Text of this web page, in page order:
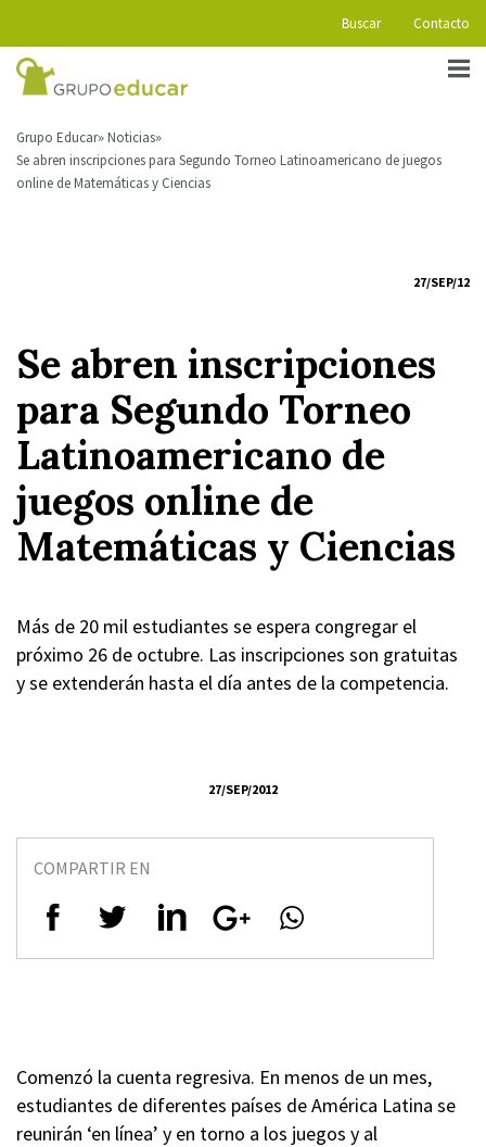
Buscar Contacto
Grupo Educar Noticias
Se abren inscripciones para Segundo Torneo Latinoamericano de juegos
online de Matemáticas y Ciencias
27/SEP/12
Se abren inscripciones
para Segundo Torneo
Latinoamericano de
juegos online de
Matemáticas y Ciencias
Más de 20 mil estudiantes se espera congregar el
próximo 26 de octubre. Las inscripciones son gratuitas
y se extenderán hasta el día antes de la competencia.
27/SEP/2012
COMPARTIR EN
Comenzó la cuenta regresiva. En menos de un mes,
estudiantes de diferentes países de América Latina se
reunirán ‘en línea’ y en torno a los juegos y al